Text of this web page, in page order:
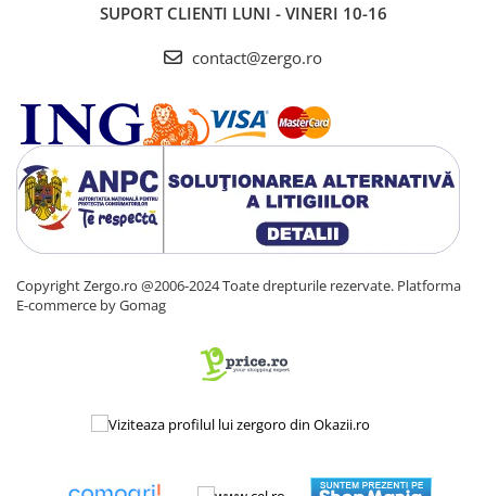
SUPORT CLIENTI LUNI - VINERI 10-16
contact@zergo.ro
Copyright Zergo.ro @2006-2024 Toate drepturile rezervate. Platforma
E-commerce by Gomag